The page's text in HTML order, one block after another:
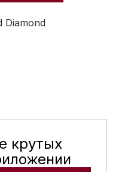
Diamond
крутыхприложение